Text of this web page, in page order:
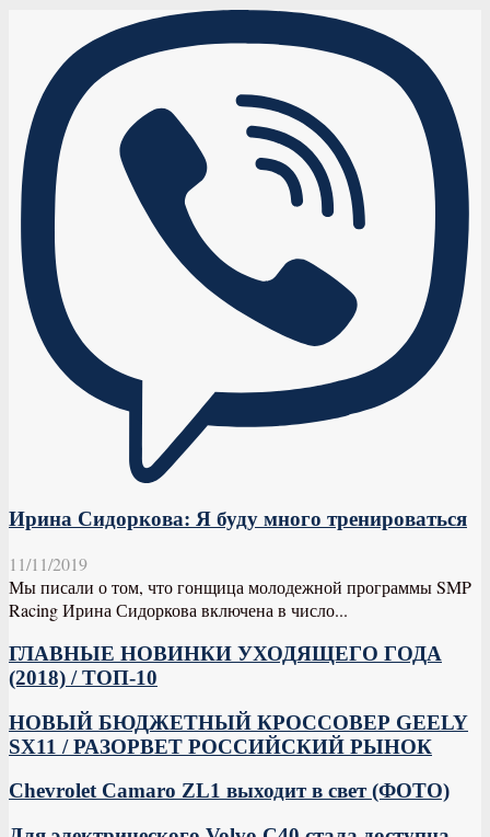
Ирина Сидоркова: Я буду много тренироваться
11/11/2019
Мы писали о том, что гонщица молодежной программы SMP
Racing Ирина Сидоркова включена в число...
ГЛАВНЫЕ НОВИНКИ УХОДЯЩЕГО ГОДА
(2018) / ТОП-10
НОВЫЙ БЮДЖЕТНЫЙ КРОССОВЕР GEELY
SX11 / РАЗОРВЕТ РОССИЙСКИЙ РЫНОК
Chevrolet Camaro ZL1 выходит в свет (ФОТО)